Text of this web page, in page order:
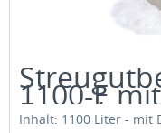
1100-E mit
Inhalt: 1100 Liter - mit